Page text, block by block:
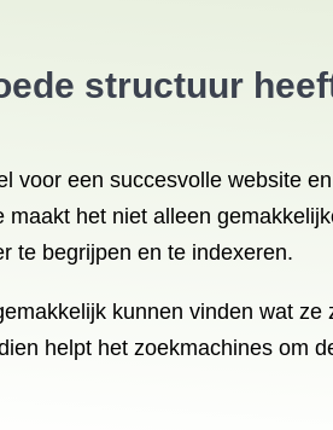
structuur
voor een succesvolle website
het niet alleen
te begrijpen en te indexeren.
kunnen vinden wat
helpt het zoekmachines om